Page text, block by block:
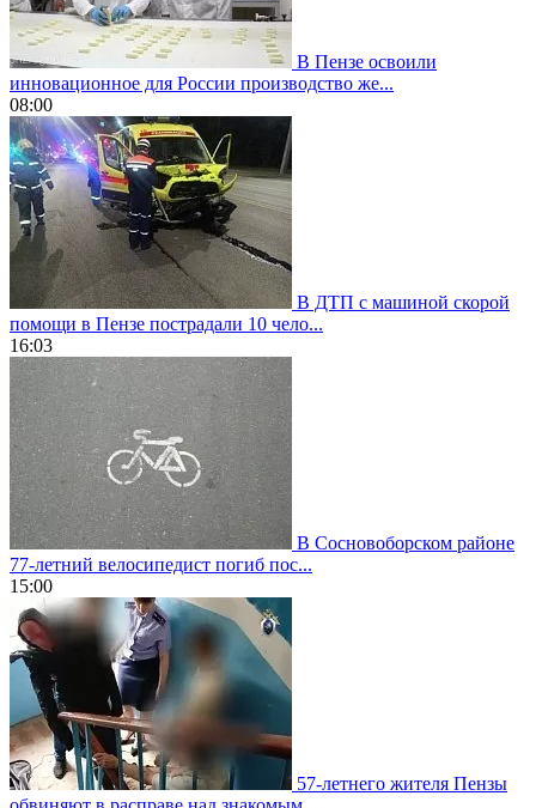
В Пензе освоили
инновационное для России производство же...
08:00
В ДТП с машиной скорой
помощи в Пензе пострадали 10 чело...
16:03
В Сосновоборском районе
77-летний велосипедист погиб пос...
15:00
57-летнего жителя Пензы